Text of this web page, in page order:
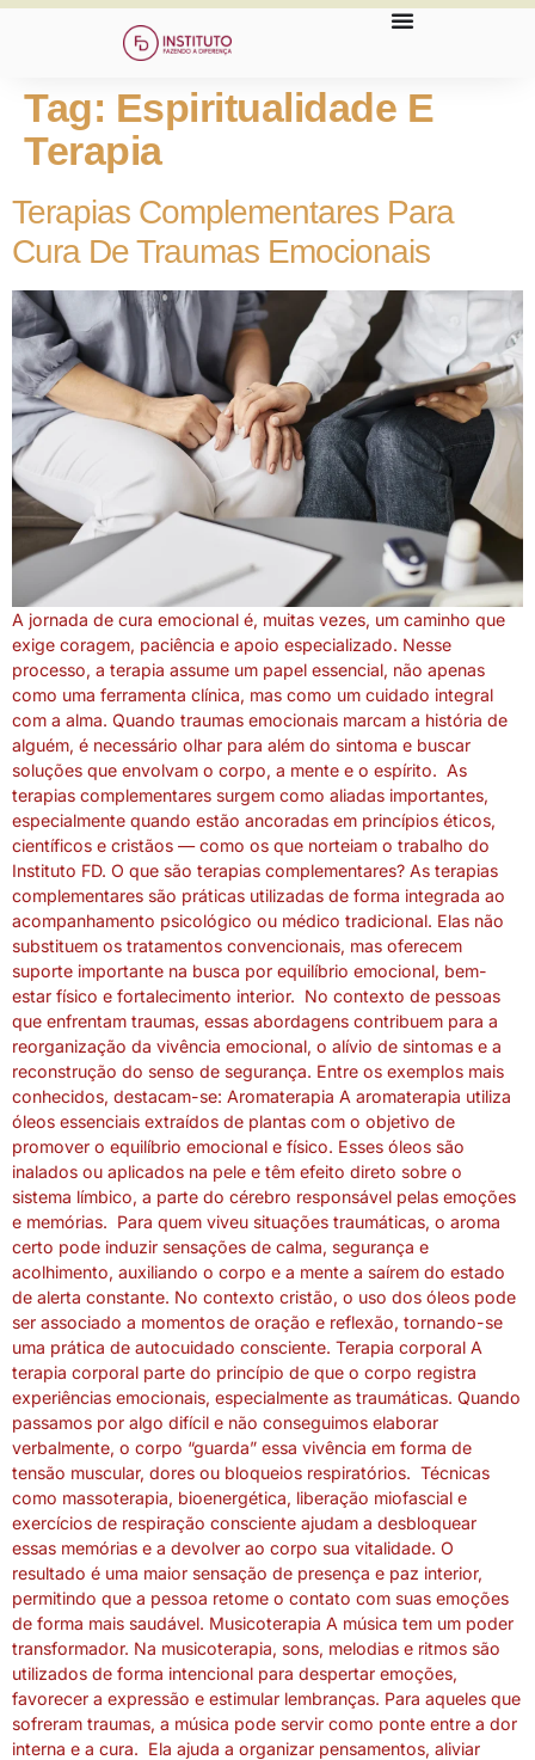
Tag: Espiritualidade E
Terapia
Terapias Complementares Para
Cura De Traumas Emocionais
A jornada de cura emocional é, muitas vezes, um caminho que
exige coragem, paciência e apoio especializado. Nesse
processo, a terapia assume um papel essencial, não apenas
como uma ferramenta clínica, mas como um cuidado integral
com a alma. Quando traumas emocionais marcam a história de
alguém, é necessário olhar para além do sintoma e buscar
soluções que envolvam o corpo, a mente e o espírito. As
terapias complementares surgem como aliadas importantes,
especialmente quando estão ancoradas em princípios éticos,
científicos e cristãos — como os que norteiam o trabalho do
Instituto FD. O que são terapias complementares? As terapias
complementares são práticas utilizadas de forma integrada ao
acompanhamento psicológico ou médico tradicional. Elas não
substituem os tratamentos convencionais, mas oferecem
suporte importante na busca por equilíbrio emocional, bem-
estar físico e fortalecimento interior. No contexto de pessoas
que enfrentam traumas, essas abordagens contribuem para a
reorganização da vivência emocional, o alívio de sintomas e a
reconstrução do senso de segurança. Entre os exemplos mais
conhecidos, destacam-se: Aromaterapia A aromaterapia utiliza
óleos essenciais extraídos de plantas com o objetivo de
promover o equilíbrio emocional e físico. Esses óleos são
inalados ou aplicados na pele e têm efeito direto sobre o
sistema límbico, a parte do cérebro responsável pelas emoções
e memórias. Para quem viveu situações traumáticas, o aroma
certo pode induzir sensações de calma, segurança e
acolhimento, auxiliando o corpo e a mente a saírem do estado
de alerta constante. No contexto cristão, o uso dos óleos pode
ser associado a momentos de oração e reflexão, tornando-se
uma prática de autocuidado consciente. Terapia corporal A
terapia corporal parte do princípio de que o corpo registra
experiências emocionais, especialmente as traumáticas. Quando
passamos por algo difícil e não conseguimos elaborar
verbalmente, o corpo “guarda” essa vivência em forma de
tensão muscular, dores ou bloqueios respiratórios. Técnicas
como massoterapia, bioenergética, liberação miofascial e
exercícios de respiração consciente ajudam a desbloquear
essas memórias e a devolver ao corpo sua vitalidade. O
resultado é uma maior sensação de presença e paz interior,
permitindo que a pessoa retome o contato com suas emoções
de forma mais saudável. Musicoterapia A música tem um poder
transformador. Na musicoterapia, sons, melodias e ritmos são
utilizados de forma intencional para despertar emoções,
favorecer a expressão e estimular lembranças. Para aqueles que
sofreram traumas, a música pode servir como ponte entre a dor
interna e a cura. Ela ajuda a organizar pensamentos, aliviar